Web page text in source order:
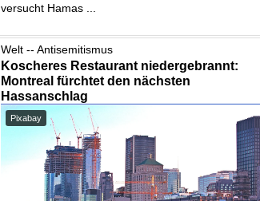
versucht Hamas ...
Welt -- Antisemitismus
Koscheres Restaurant niedergebrannt:
Montreal fürchtet den nächsten
Hassanschlag
Pixabay